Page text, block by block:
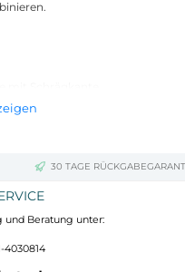
Griffleisten in Anthrazit
in Anthrazit
cm
cm
cm
30 TAGE
und Beratung unter:
4030814